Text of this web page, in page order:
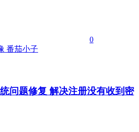
0
番茄小子
问题修复 解决注册没有收到密